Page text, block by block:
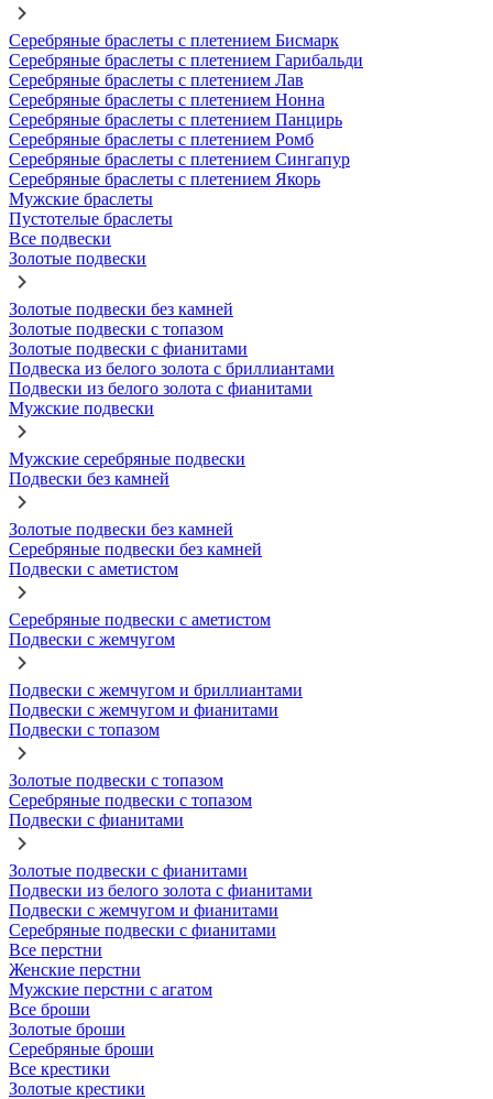
Серебряные браслеты с плетением Бисмарк
Серебряные браслеты с плетением Гарибальди
Серебряные браслеты с плетением Лав
Серебряные браслеты с плетением Нонна
Серебряные браслеты с плетением Панцирь
Серебряные браслеты с плетением Ромб
Серебряные браслеты с плетением Сингапур
Серебряные браслеты с плетением Якорь
Мужские браслеты
Пустотелые браслеты
Все подвески
Золотые подвески
Золотые подвески без камней
Золотые подвески с топазом
Золотые подвески с фианитами
Подвеска из белого золота с бриллиантами
Подвески из белого золота с фианитами
Мужские подвески
Мужские серебряные подвески
Подвески без камней
Золотые подвески без камней
Серебряные подвески без камней
Подвески с аметистом
Серебряные подвески с аметистом
Подвески с жемчугом
Подвески с жемчугом и бриллиантами
Подвески с жемчугом и фианитами
Подвески с топазом
Золотые подвески с топазом
Серебряные подвески с топазом
Подвески с фианитами
Золотые подвески с фианитами
Подвески из белого золота с фианитами
Подвески с жемчугом и фианитами
Серебряные подвески с фианитами
Все перстни
Женские перстни
Мужские перстни с агатом
Все броши
Золотые броши
Серебряные броши
Все крестики
Золотые крестики